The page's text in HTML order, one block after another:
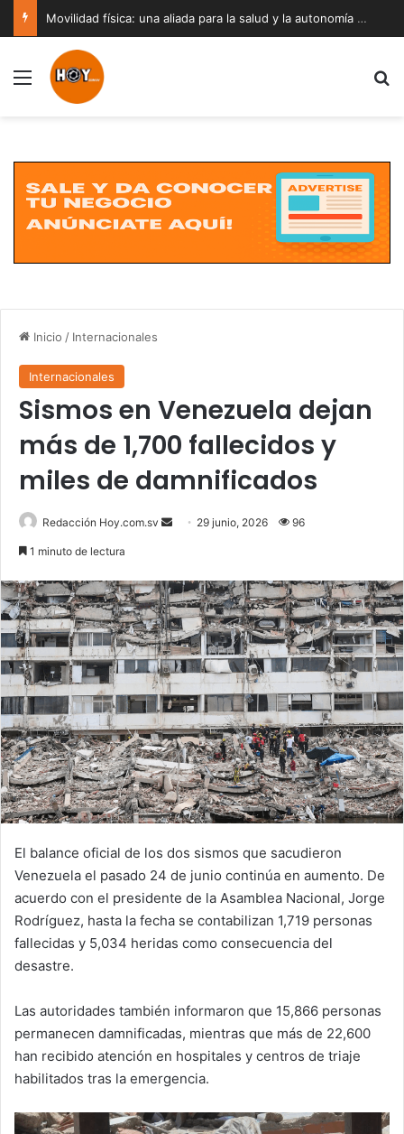
Movilidad física: una aliada para la salud y la autonomía a cualquier edad
Menú
Inicio / Internacionales
Internacionales
Sismos en Venezuela dejan
más de 1,700 fallecidos y
miles de damnificados
Redacción Hoy.com.sv
Send 29 junio, 2026 96
1 minuto de lectura
El balance oficial de los dos sismos que sacudieron
Venezuela el pasado 24 de junio continúa en aumento. De
acuerdo con el presidente de la Asamblea Nacional, Jorge
Rodríguez, hasta la fecha se contabilizan 1,719 personas
fallecidas y 5,034 heridas como consecuencia del
desastre.
Las autoridades también informaron que 15,866 personas
permanecen damnificadas, mientras que más de 22,600
han recibido atención en hospitales y centros de triaje
habilitados tras la emergencia.